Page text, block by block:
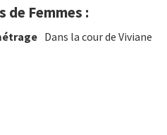
Femmes :
Dans la cour de Viviane